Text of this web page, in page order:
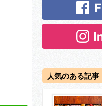
人気のある記事